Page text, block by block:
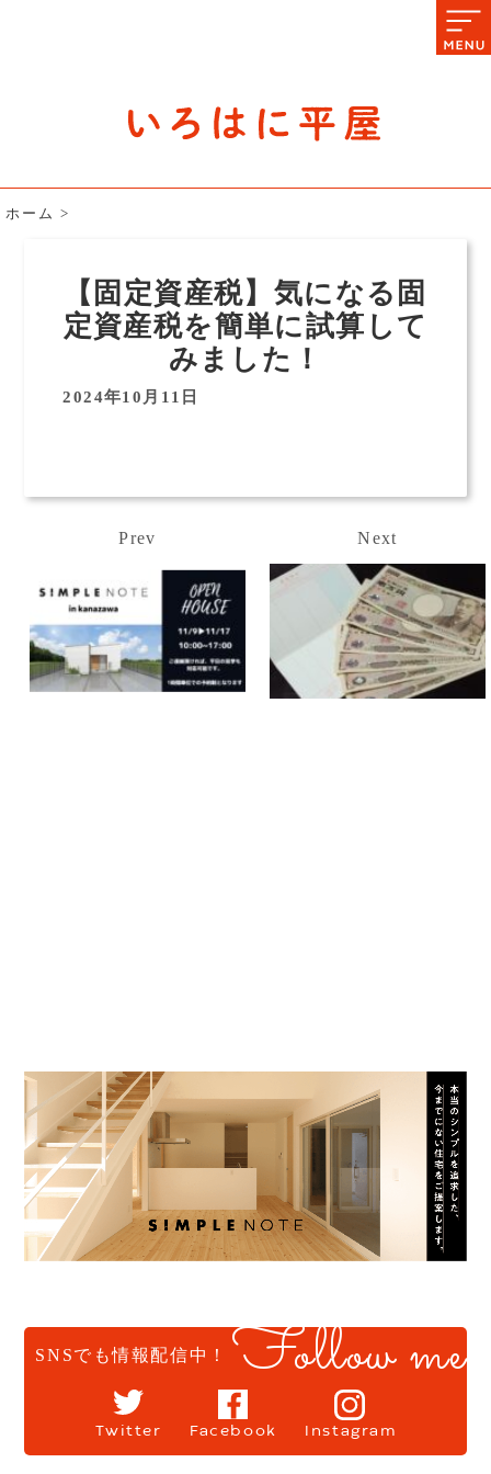
ホーム >
【固定資産税】気になる固
定資産税を簡単に試算して
みました！
2024年10月11日
Prev Next
SNSでも情報配信中！ Follow me
Twitter Facebook Instagram